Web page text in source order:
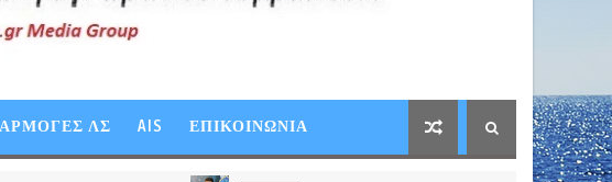
ΛΣ AIS ΕΠΙΚΟΙΝΩΝΙΑ